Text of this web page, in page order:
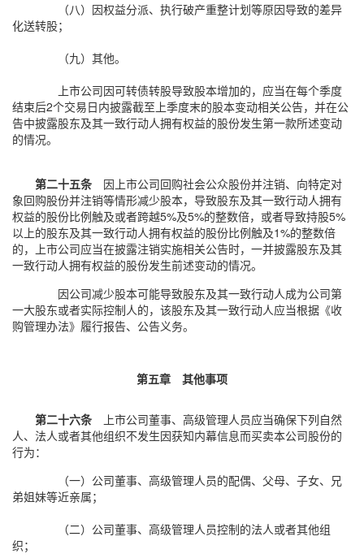
（八）因权益分派、执行破产重整计划等原因导致的差异
化送转股；
（九）其他。
上市公司因可转债转股导致股本增加的，应当在每个季度
结束后2个交易日内披露截至上季度末的股本变动相关公告，并在公
告中披露股东及其一致行动人拥有权益的股份发生第一款所述变动
的情况。
第二十五条 因上市公司回购社会公众股份并注销、向特定对
象回购股份并注销等情形减少股本，导致股东及其一致行动人拥有
权益的股份比例触及或者跨越5%及5%的整数倍，或者导致持股5%
以上的股东及其一致行动人拥有权益的股份比例触及1%的整数倍
的，上市公司应当在披露注销实施相关公告时，一并披露股东及其
一致行动人拥有权益的股份发生前述变动的情况。
因公司减少股本可能导致股东及其一致行动人成为公司第
一大股东或者实际控制人的，该股东及其一致行动人应当根据《收
购管理办法》履行报告、公告义务。
第五章 其他事项
第二十六条 上市公司董事、高级管理人员应当确保下列自然
人、法人或者其他组织不发生因获知内幕信息而买卖本公司股份的
行为：
（一）公司董事、高级管理人员的配偶、父母、子女、兄
弟姐妹等近亲属；
（二）公司董事、高级管理人员控制的法人或者其他组
织；